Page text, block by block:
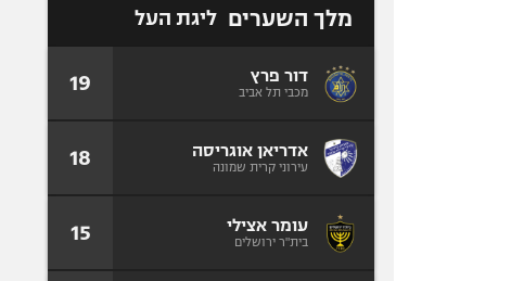
מלך השערים ליגת העל
דור פרץ
מכבי תל אביב 19
אדריאן אוגריסה
עירוני קרית שמונה 18
עומר אצילי
בית"ר ירושלים 15